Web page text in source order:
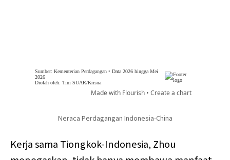
Neraca Perdagangan Indonesia-China
Kerja sama Tiongkok-Indonesia, Zhou